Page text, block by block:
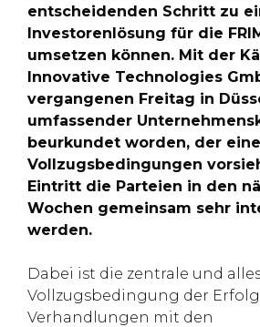
entscheidenden Schritt zu
Investorenlösung für die
umsetzen können. Mit der
Innovative Technologies
vergangenen Freitag in
umfassender
beurkundet worden, der
Vollzugsbedingungen
Eintritt die Parteien in den
Wochen gemeinsam sehr
werden.
Dabei ist die zentrale und
Vollzugsbedingung der
Verhandlungen mit den